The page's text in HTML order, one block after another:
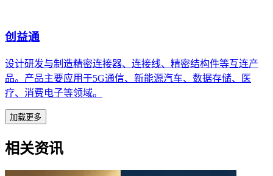
创益通
设计研发与制造精密连接器、连接线、精密结构件等互连产
品。产品主要应用于5G通信、新能源汽车、数据存储、医
疗、消费电子等领域。
加载更多
相关资讯